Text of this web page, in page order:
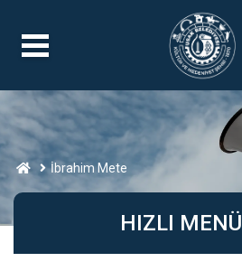
İbrahim Mete
HIZLI MENÜ